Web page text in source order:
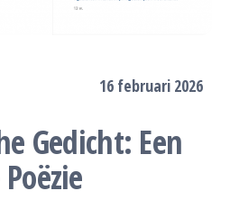
16 februari 2026
Gedicht: Een